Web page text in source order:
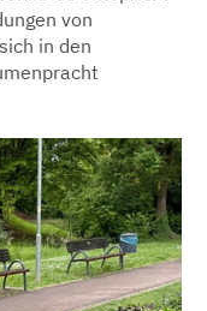
von
in den